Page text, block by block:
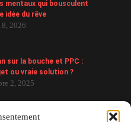
mentaux qui bousculent
idée du rêve
2026
sur la bouche et PPC :
ou vraie solution ?
2, 2025